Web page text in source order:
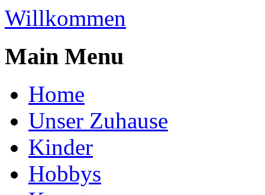
Willkommen
Main Menu
Home
Unser Zuhause
Kinder
Hobbys